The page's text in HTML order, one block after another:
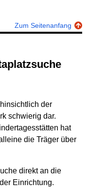
Zum Seitenanfang
der
schwierig dar.
hat
die Träger über
direkt an die
Einrichtung.